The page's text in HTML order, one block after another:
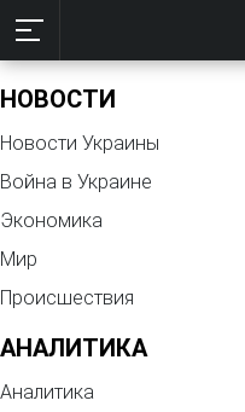
НОВОСТИ
Новости Украины
Война в Украине
Экономика
Мир
Происшествия
АНАЛИТИКА
Аналитика